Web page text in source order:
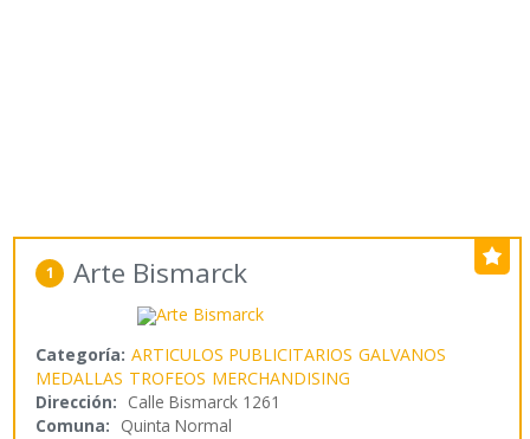
1 Arte Bismarck
Categoría: ARTICULOS PUBLICITARIOS GALVANOS
MEDALLAS TROFEOS MERCHANDISING
Dirección: Calle Bismarck 1261
Comuna: Quinta Normal